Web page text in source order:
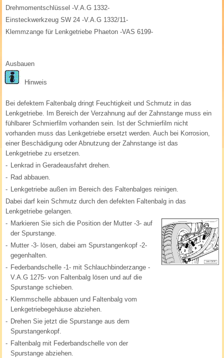
Drehmomentschlüssel -V.A.G 1332-
Einsteckwerkzeug SW 24 -V.A.G 1332/11-
Klemmzange für Lenkgetriebe Phaeton -VAS 6199-
Ausbauen
Hinweis
Bei defektem Faltenbalg dringt Feuchtigkeit und Schmutz in das
Lenkgetriebe. Im Bereich der Verzahnung auf der Zahnstange muss ein
fühlbarer Schmierfilm vorhanden sein. Ist der Schmierfilm nicht
vorhanden muss das Lenkgetriebe ersetzt werden. Auch bei Korrosion,
einer Beschädigung oder Abnutzung der Zahnstange ist das
Lenkgetriebe zu ersetzen.
- Lenkrad in Geradeausfahrt drehen.
- Rad abbauen.
- Lenkgetriebe außen im Bereich des Faltenbalges reinigen.
Dabei darf kein Schmutz durch den defekten Faltenbalg in das
Lenkgetriebe gelangen.
- Markieren Sie sich die Position der Mutter -3- auf
der Spurstange.
- Mutter -3- lösen, dabei am Spurstangenkopf -2-
gegenhalten.
- Federbandschelle -1- mit Schlauchbinderzange -
V.A.G 1275- von Faltenbalg lösen und auf die
Spurstange schieben.
- Klemmschelle abbauen und Faltenbalg vom
Lenkgetriebegehäuse abziehen.
- Drehen Sie jetzt die Spurstange aus dem
Spurstangenkopf.
- Faltenbalg mit Federbandschelle von der
Spurstange abziehen.